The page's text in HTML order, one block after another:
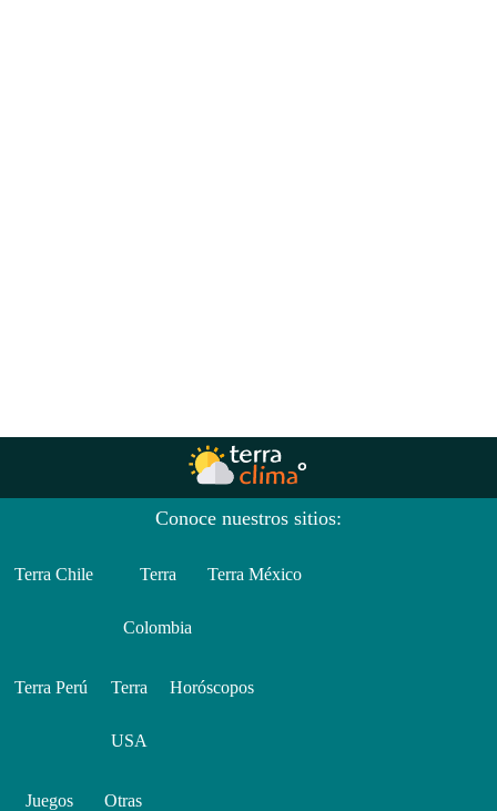
Conoce nuestros sitios:
Terra Chile Terra
Colombia
Terra México
Terra Perú Terra
USA
Horóscopos
Juegos Otras